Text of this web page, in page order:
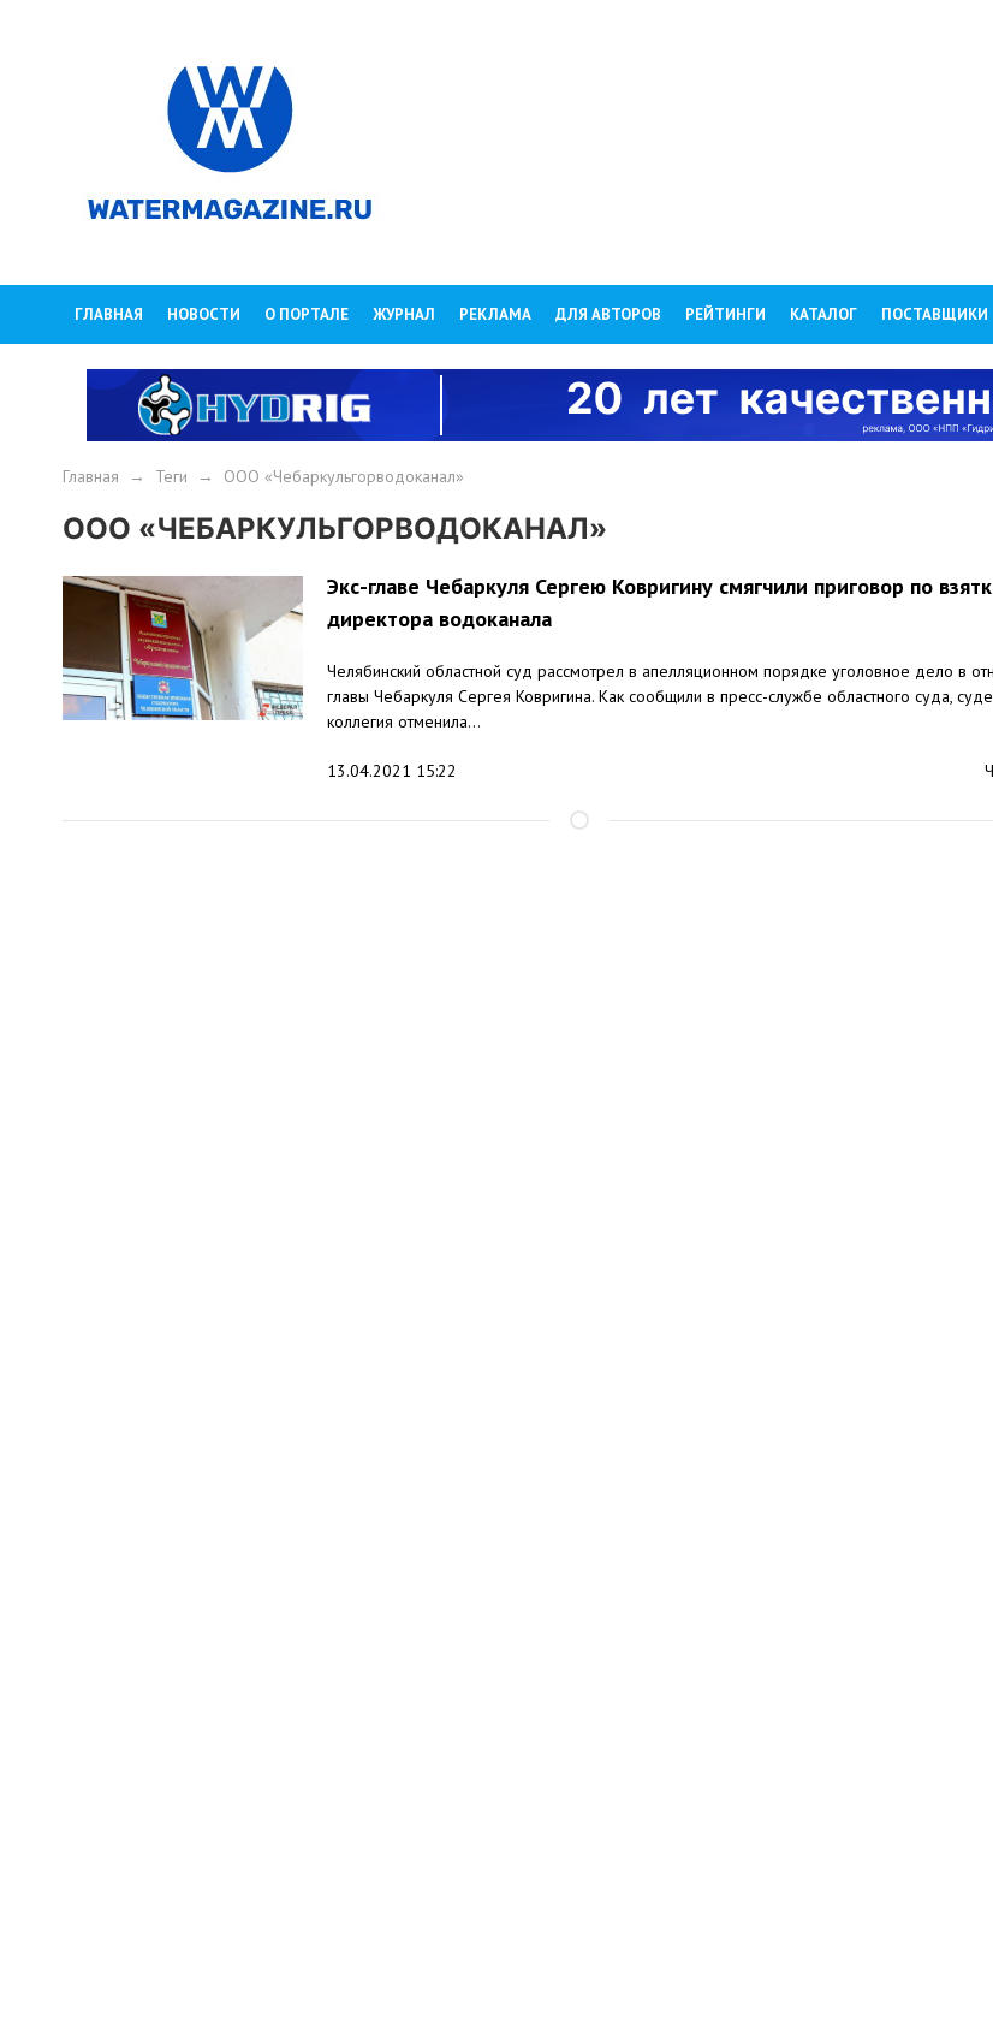
ГЛАВНАЯ НОВОСТИ О ПОРТАЛЕ ЖУРНАЛ РЕКЛАМА ДЛЯ АВТОРОВ РЕЙТИНГИ КАТАЛОГ ПОСТАВЩИКИ
Главная → Теги → ООО «Чебаркульгорводоканал»
ООО «ЧЕБАРКУЛЬГОРВОДОКАНАЛ»
Экс-главе Чебаркуля Сергею Ковригину смягчили приговор по
директора водоканала
Челябинский областной суд рассмотрел в апелляционном порядке уголовное дело в
главы Чебаркуля Сергея Ковригина. Как сообщили в пресс-службе областного суда,
коллегия отменила...
13.04.2021 15:22